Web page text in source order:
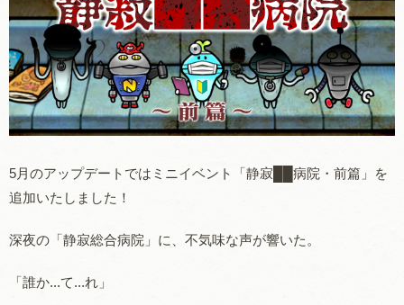
5月のアップデートではミニイベント「静寂██病院・前篇」を
追加いたしました！
深夜の「静寂総合病院」に、不気味な声が響いた。
「誰か...て...れ」